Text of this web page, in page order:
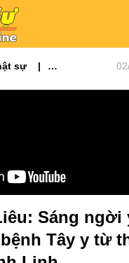
sự
Sáng
Tây y từ